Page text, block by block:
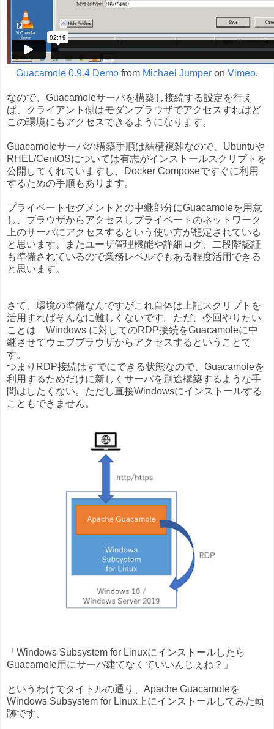
Guacamole 0.9.4 Demo from Michael Jumper on Vimeo.
なので、Guacamoleサーバを構築し接続する設定を行え
ば、クライアント側はモダンブラウザでアクセスすればど
この環境にもアクセスできるようになります。
Guacamoleサーバの構築手順は結構複雑なので、Ubuntuや
RHEL/CentOSについては有志がインストールスクリプトを
公開してくれていますし、Docker Composeですぐに利用
するための手順もあります。
プライベートセグメントとの中継部分にGuacamoleを用意
し、ブラウザからアクセスしプライベートのネットワーク
上のサーバにアクセスするという使い方が想定されている
と思います。またユーザ管理機能や詳細ログ、二段階認証
も準備されているので業務レベルでもある程度活用できる
と思います。
さて、環境の準備なんですがこれ自体は上記スクリプトを
活用すればそんなに難しくないです。ただ、今回やりたい
ことは Windows に対してのRDP接続をGuacamoleに中
継させてウェブブラウザからアクセスするということで
す。
つまりRDP接続はすでにできる状態なので、Guacamoleを
利用するためだけに新しくサーバを別途構築するような手
間はしたくない。ただし直接Windowsにインストールする
こともできません。
「Windows Subsystem for Linuxにインストールしたら
Guacamole用にサーバ建てなくていいんじぇね？」
というわけでタイトルの通り、Apache Guacamoleを
Windows Subsystem for Linux上にインストールしてみた軌
跡です。